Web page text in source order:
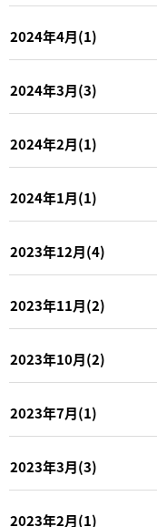
2024年4月(1)
2024年3月(3)
2024年2月(1)
2024年1月(1)
2023年12月(4)
2023年11月(2)
2023年10月(2)
2023年7月(1)
2023年3月(3)
2023年2月(1)